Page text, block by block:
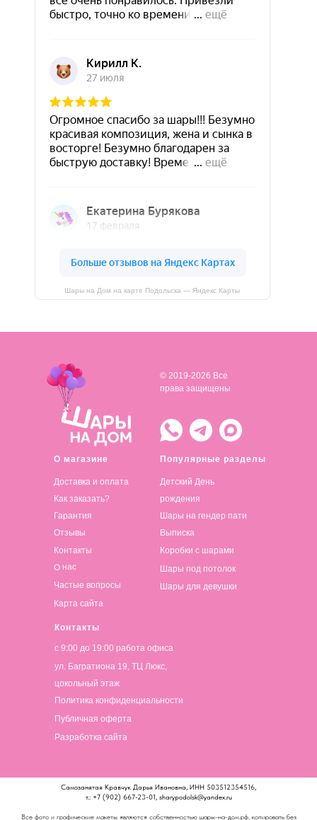
Шары на Дом на карте Подольска — Яндекс Карты
О магазине
Доставка и оплата
Популярные разделы
Детский День
рождения
Контакты
© 2019-2026 Все
права защищены
Как заказать?
Гарантия
Отзывы
Контакты
О нас
Частые вопросы
Карта сайта
Шары на гендер пати
Выписка
Коробки с шарами
Шары под потолок
Шары для девушки
с 9:00 до 19:00 работа офиса
ул. Багратиона 19, ТЦ Люкс,
цокольный этаж
Политика конфиденциальности
Публичная оферта
Разработка сайта
Самозанятая Кравчук Дарья Ивановна, ИНН 503512354516,
т.: +7 (902) 667-23-01, sharypodolsk@yandex.ru
Все фото и графические макеты являются собственностью шары-на-дом.рф, копировать без